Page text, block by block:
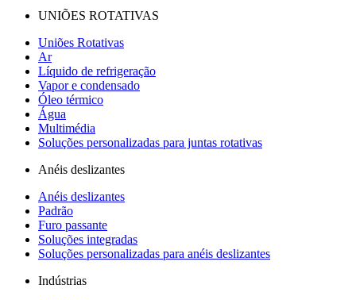
UNIÕES ROTATIVAS
Uniões Rotativas
Ar
Líquido de refrigeração
Vapor e condensado
Óleo térmico
Água
Multimédia
Soluções personalizadas para juntas rotativas
Anéis deslizantes
Anéis deslizantes
Padrão
Furo passante
Soluções integradas
Soluções personalizadas para anéis deslizantes
Indústrias